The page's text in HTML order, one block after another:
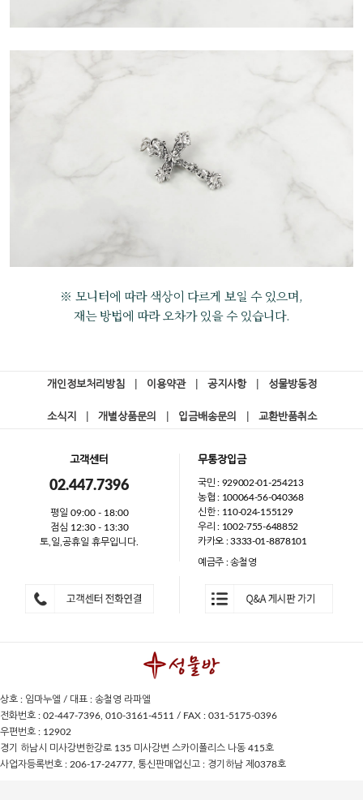
※ 모니터에 따라 색상이 다르게 보일 수 있으며,
재는 방법에 따라 오차가 있을 수 있습니다.
개인정보처리방침 이용약관 공지사항 성물방동정
소식지 개별상품문의 입금배송문의 교환반품취소
고객센터
02.447.7396
평일 09:00 - 18:00
점심 12:30 - 13:30
토,일,공휴일 휴무입니다.
무통장입금
국민 : 929002-01-254213
농협 : 100064-56-040368
신한 : 110-024-155129
우리 : 1002-755-648852
카카오 : 3333-01-8878101
예금주 : 송철영
상호 : 임마누엘 / 대표 : 송철영 라파엘
전화번호 : 02-447-7396, 010-3161-4511 / FAX : 031-5175-0396
우편번호 : 12902
경기 하남시 미사강변한강로 135 미사강변 스카이폴리스 나동 415호
사업자등록번호 : 206-17-24777, 통신판매업신고 : 경기하남 제0378호